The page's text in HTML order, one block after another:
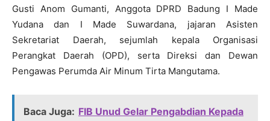
Gusti Anom Gumanti, Anggota DPRD Badung I Made
Yudana dan I Made Suwardana, jajaran Asisten
Sekretariat Daerah, sejumlah kepala Organisasi
Perangkat Daerah (OPD), serta Direksi dan Dewan
Pengawas Perumda Air Minum Tirta Mangutama.
Baca Juga: FIB Unud Gelar Pengabdian Kepada